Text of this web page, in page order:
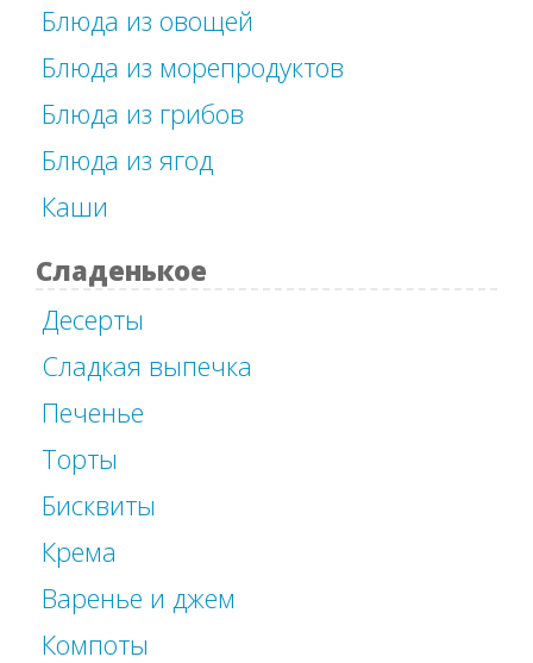
Блюда из овощей
Блюда из морепродуктов
Блюда из грибов
Блюда из ягод
Каши
Сладенькое
Десерты
Сладкая выпечка
Печенье
Торты
Бисквиты
Крема
Варенье и джем
Компоты